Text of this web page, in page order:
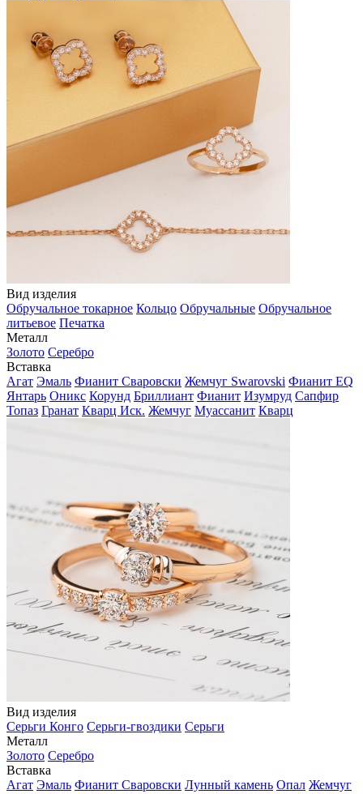
Вид изделия
Обручальное токарное Кольцо Обручальные Обручальное
литьевое Печатка
Металл
Золото Серебро
Вставка
Агат Эмаль Фианит Сваровски Жемчуг Swarovski Фианит EQ
Янтарь Оникс Корунд Бриллиант Фианит Изумруд Сапфир
Топаз Гранат Кварц Иск. Жемчуг Муассанит Кварц
Вид изделия
Серьги Конго Серьги-гвоздики Серьги
Металл
Золото Серебро
Вставка
Агат Эмаль Фианит Сваровски Лунный камень Опал Жемчуг